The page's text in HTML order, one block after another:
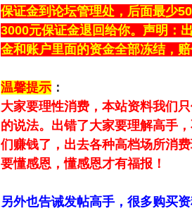
保证金到论坛管理处，后面最少
3000元保证金退回给你。声明：
金和账户里面的资金全部冻结，
温馨提示 ：
大家要理性消费，本站资料我们
的说法。出错了大家要理解高手
们赚钱了，出去各种高档场所消
要懂感恩，懂感恩才有福报！
另外也告诫发帖高手，很多购买